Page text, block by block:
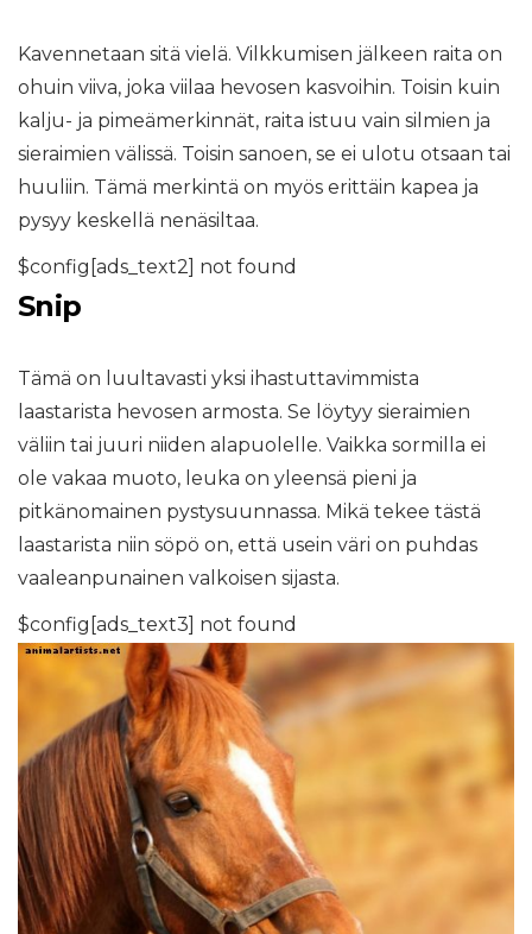
Kavennetaan sitä vielä. Vilkkumisen jälkeen raita on
ohuin viiva, joka viilaa hevosen kasvoihin. Toisin kuin
kalju- ja pimeämerkinnät, raita istuu vain silmien ja
sieraimien välissä. Toisin sanoen, se ei ulotu otsaan tai
huuliin. Tämä merkintä on myös erittäin kapea ja
pysyy keskellä nenäsiltaa.
$config[ads_text2] not found
Snip
Tämä on luultavasti yksi ihastuttavimmista
laastarista hevosen armosta. Se löytyy sieraimien
väliin tai juuri niiden alapuolelle. Vaikka sormilla ei
ole vakaa muoto, leuka on yleensä pieni ja
pitkänomainen pystysuunnassa. Mikä tekee tästä
laastarista niin söpö on, että usein väri on puhdas
vaaleanpunainen valkoisen sijasta.
$config[ads_text3] not found